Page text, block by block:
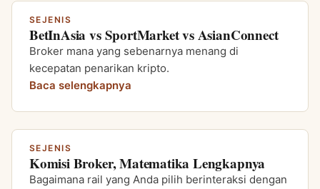
SEJENIS
BetInAsia vs SportMarket vs AsianConnect
Broker mana yang sebenarnya menang di
kecepatan penarikan kripto.
Baca selengkapnya
SEJENIS
Komisi Broker, Matematika Lengkapnya
Bagaimana rail yang Anda pilih berinteraksi dengan